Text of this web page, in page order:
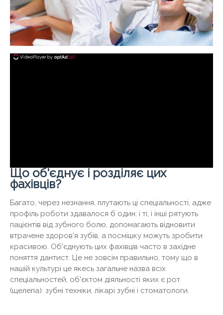
Що об'єднує і розділяє цих
фахівців?
Багато, через незнання, плутають ці спеціальності, адже
профіль роботи здавалося б один: і ті, і інші рятують
пацієнтів від зубного болю, допомагають відновити
втрачене здоров'я зубів, а посмішку можуть зробити
красивою. Об'єднують цих фахівців часто в західне
поняття дантист. Це не зовсім правильно, тому що в
нашій культурі це якесь загальне назва всіх
спеціальностей, об'єктом діяльності яких є рот
(щелепа): зубні техніки, лікарі зубні і стоматологи.